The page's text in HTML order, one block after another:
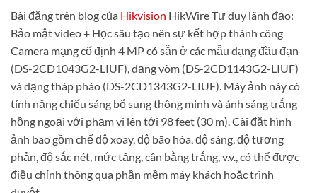
Bài đăng trên blog của Hikvision HikWire Tư duy lãnh đạo:
Bảo mật video + Học sâu tạo nên sự kết hợp thành công
Camera mạng cố định 4 MP có sẵn ở các mẫu dạng đầu đạn
(DS-2CD1043G2-LIUF), dạng vòm (DS-2CD1143G2-LIUF)
và dạng tháp pháo (DS-2CD1343G2-LIUF). Máy ảnh này có
tính năng chiếu sáng bổ sung thông minh và ánh sáng trắng
hồng ngoại với phạm vi lên tới 98 feet (30 m). Cài đặt hình
ảnh bao gồm chế độ xoay, độ bão hòa, độ sáng, độ tương
phản, độ sắc nét, mức tăng, cân bằng trắng, v.v., có thể được
điều chỉnh thông qua phần mềm máy khách hoặc trình